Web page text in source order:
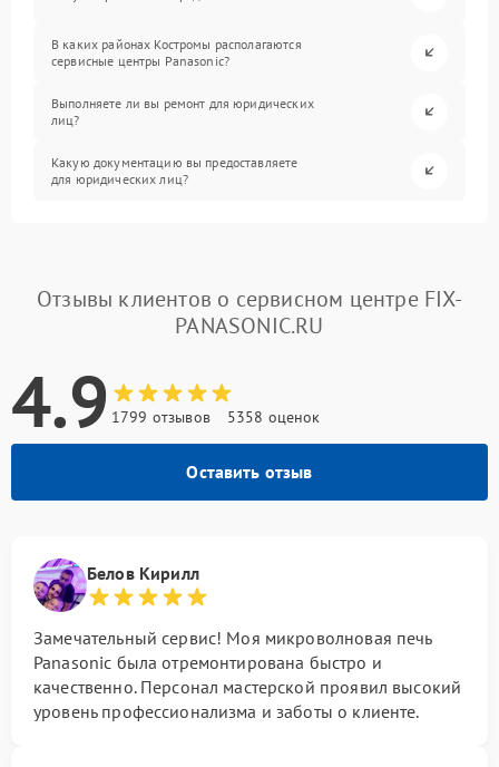
В каких районах Костромы располагаются
сервисные центры Panasonic?
Выполняете ли вы ремонт для юридических
лиц?
Какую документацию вы предоставляете
для юридических лиц?
Отзывы клиентов о сервисном центре FIX-
PANASONIC.RU
4.9 1799 отзывов 5358 оценок
Оставить отзыв
Белов Кирилл
Замечательный сервис! Моя микроволновая печь
Panasonic была отремонтирована быстро и
качественно. Персонал мастерской проявил высокий
уровень профессионализма и заботы о клиенте.